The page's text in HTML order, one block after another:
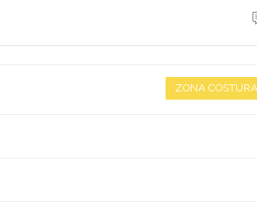
ZONA COSTURA